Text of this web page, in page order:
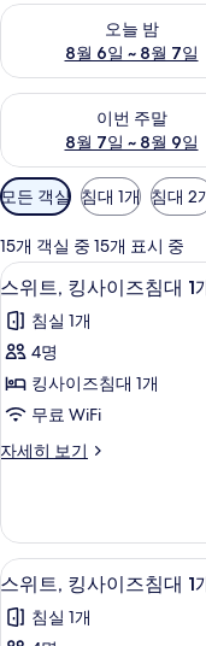
진
갤
러
오늘 밤
8월 6일 ~ 8월 7일
오늘 밤 예약 가능 여부
이번 주말
8월 7일 ~ 8월 9일
이번 주말 예약 가능 여
객
실
에
사
용
가
능
한
터
모든 객실 침대 1개 침대 2
15개 객실 중 15개 표시 중
스
위
트,
킹
사
즈
대
개,
롤
4
스위트, 킹사이즈침대
침실 1개
4명
킹사이즈침대 1개
무료 WiFi
자세히 보기
스
사
이
즈
대
스
위
트,
4
스위트, 킹사이즈침대 1
침실 1개